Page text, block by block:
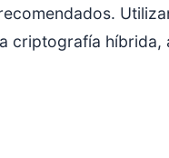
criptografía híbrida,